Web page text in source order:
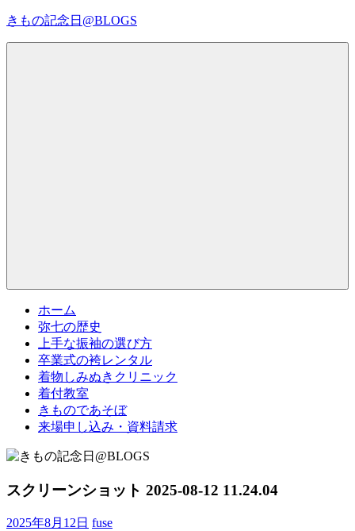
コ
きもの記念日@BLOGS
す。
ホーム
弥七の歴史
上手な振袖の選び方
卒業式の袴レンタル
着物しみぬきクリニック
着付教室
きものであそぼ
来場申し込み・資料請求
スクリーンショット 2025-08-12 11.24.04
2025年8月12日 fuse